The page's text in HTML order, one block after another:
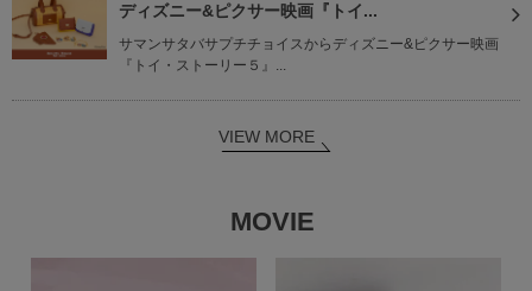
ディズニー&ピクサー映画『トイ...
サマンサタバサプチチョイスからディズニー&ピクサー映画
『トイ・ストーリー５』...
VIEW MORE
MOVIE